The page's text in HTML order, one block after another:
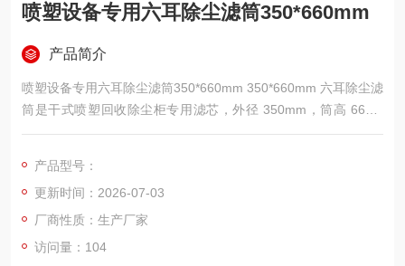
喷塑设备专用六耳除尘滤筒350*660mm
产品简介
喷塑设备专用六耳除尘滤筒350*660mm 350*660mm 六耳除尘滤
筒是干式喷塑回收除尘柜专用滤芯，外径 350mm，筒高 660m
m，顶部一体式六耳卡扣快拆结构，无需工具快速拆装。标配防
患，0.3μm 粉尘拦截效率 99.99%；内外双层镀锌支撑网搭配一
体式密封硅胶垫圈，适配各类静电喷塑流水线、小型喷粉回收
机。
产品型号：
更新时间：2026-07-03
厂商性质：生产厂家
访问量：104